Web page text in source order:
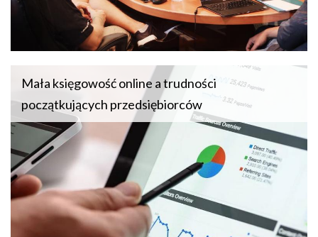
Mała księgowość online a trudności
początkujących przedsiębiorców